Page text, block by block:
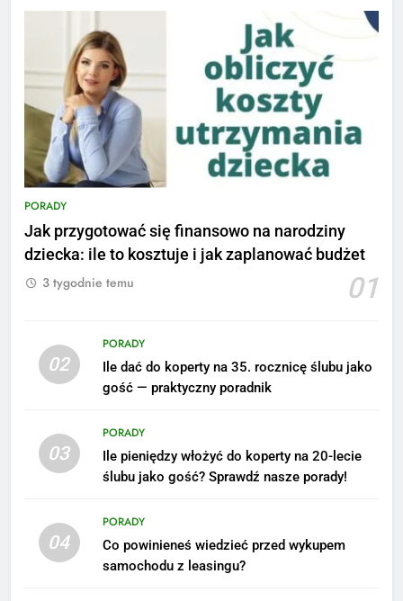
PORADY
Jak przygotować się finansowo na narodziny
dziecka: ile to kosztuje i jak zaplanować budżet
01
3 tygodnie temu
02
PORADY
Ile dać do koperty na 35. rocznicę ślubu jako
gość — praktyczny poradnik
03
PORADY
Ile pieniędzy włożyć do koperty na 20-lecie
ślubu jako gość? Sprawdź nasze porady!
04
PORADY
Co powinieneś wiedzieć przed wykupem
samochodu z leasingu?
5
Ile zarabia podolog: poznajmy
zainspirują
ZAROBKI